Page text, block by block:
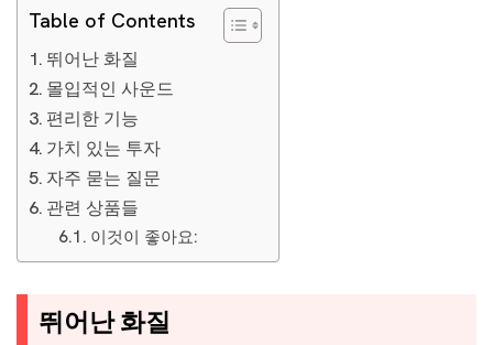
Table of Contents
뛰어난 화질
몰입적인 사운드
편리한 기능
가치 있는 투자
자주 묻는 질문
관련 상품들
이것이 좋아요:
뛰어난 화질